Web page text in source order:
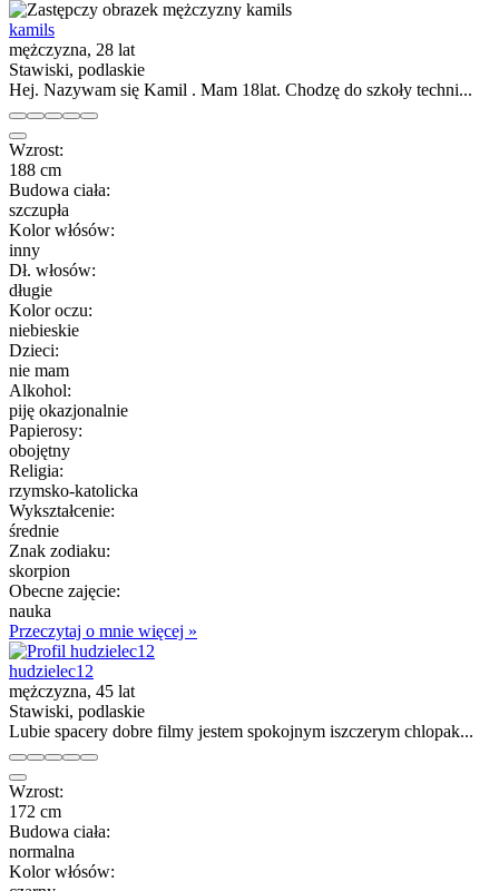
kamils
mężczyzna, 28 lat
Stawiski, podlaskie
Hej. Nazywam się Kamil . Mam 18lat. Chodzę do szkoły techni...
Wzrost:
188 cm
Budowa ciała:
szczupła
Kolor włósów:
inny
Dł. włosów:
długie
Kolor oczu:
niebieskie
Dzieci:
nie mam
Alkohol:
piję okazjonalnie
Papierosy:
obojętny
Religia:
rzymsko-katolicka
Wykształcenie:
średnie
Znak zodiaku:
skorpion
Obecne zajęcie:
nauka
Przeczytaj o mnie więcej »
hudzielec12
mężczyzna, 45 lat
Stawiski, podlaskie
Lubie spacery dobre filmy jestem spokojnym iszczerym chlopak...
Wzrost:
172 cm
Budowa ciała:
normalna
Kolor włósów: